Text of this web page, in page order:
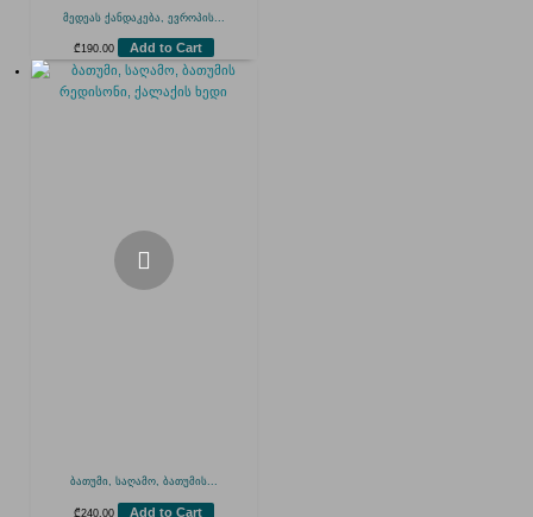
მედეას ქანდაკება, ევროპის...
₾190.00 Add to Cart
ბათუმი, საღამო, ბათუმის...
₾240.00 Add to Cart